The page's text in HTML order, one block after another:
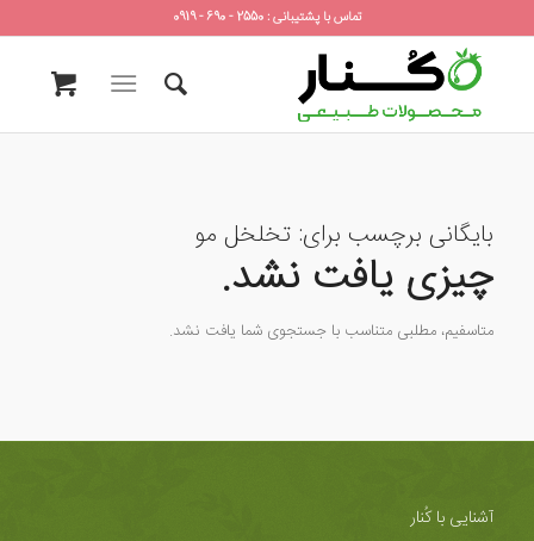
تماس با پشتیبانی : 2550 - 690 - 0919
بایگانی برچسب برای: تخلخل مو
چیزی یافت نشد.
متاسفیم، مطلبی متناسب با جستجوی شما یافت نشد.
آشنایی با کُنار